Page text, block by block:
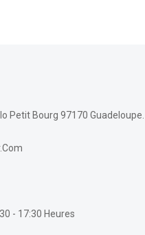
Petit Bourg 97170 Guadeloupe.
- 17:30 Heures